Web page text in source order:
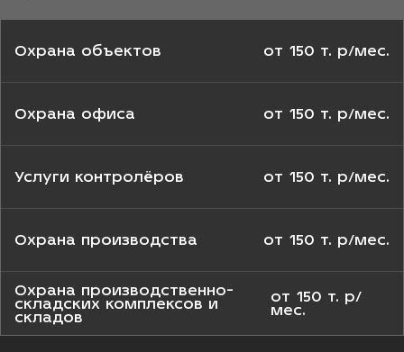
Охрана объектов от 150 т. р/мес.
Охрана офиса от 150 т. р/мес.
Услуги контролёров от 150 т. р/мес.
Охрана производства от 150 т. р/мес.
Охрана производственно-
складских комплексов и
складов
от 150 т. р/
мес.